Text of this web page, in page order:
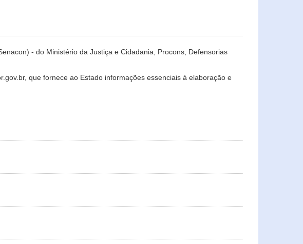
- do Ministério da Justiça e Cidadania, Procons, Defensorias
que fornece ao Estado informações essenciais à elaboração e